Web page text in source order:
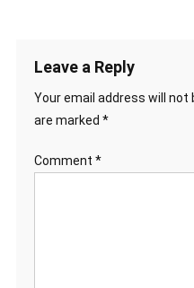
Leave a Reply
Your email address will not
are marked *
Comment *